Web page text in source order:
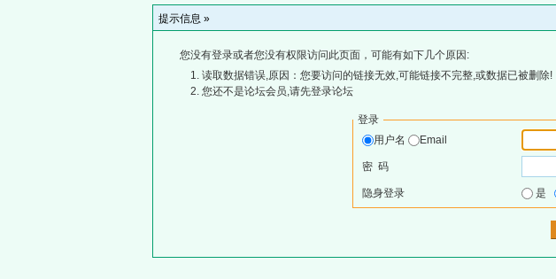
提示信息 »
您没有登录或者您没有权限访问此页面，可能有如下几个原因:
读取数据错误,原因：您要访问的链接无效,可能链接不完整,或数据已被删除!
您还不是论坛会员,请先登录论坛
登录
用户名
Email
密 码
隐身登录 是